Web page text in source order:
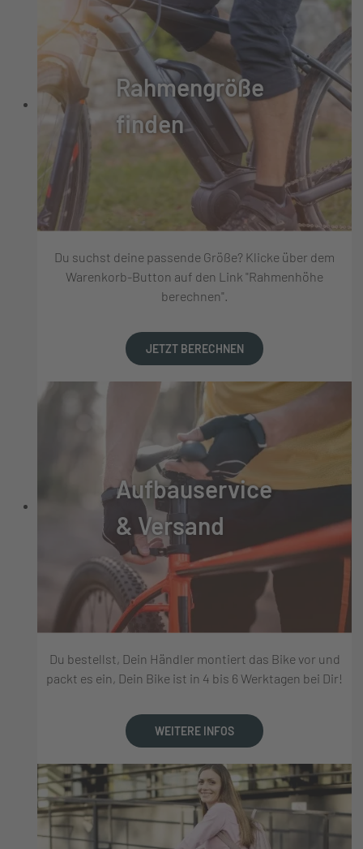
Rahmengröße
finden
Du suchst deine passende Größe? Klicke über dem
Warenkorb-Button auf den Link "Rahmenhöhe
berechnen".
JETZT BERECHNEN
Aufbauservice
& Versand
Du bestellst, Dein Händler montiert das Bike vor und
packt es ein, Dein Bike ist in 4 bis 6 Werktagen bei Dir!
WEITERE INFOS